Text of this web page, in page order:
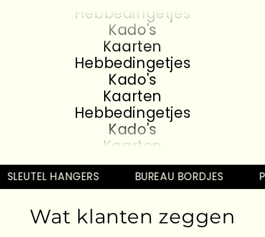
Hebbedingetjes
Kado's
Kaarten
Hebbedingetjes
Kado's
Kaarten
Hebbedingetjes
Kado's
Kaarten
Hebbedingetjes
Kado's
Kaarten
Hebbedingetjes
Kado's
SLEUTEL HANGERS BUREAU BORDJES
Wat klanten zeggen